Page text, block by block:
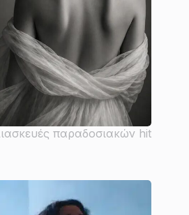
παραδοσιακών hit